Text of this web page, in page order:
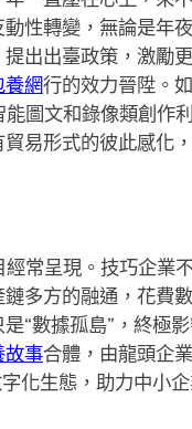
性轉變，無論是年
出出臺政策，激勵
養網行的效力晉陞。
圖文和錄像類創作
易形式的彼此感化
常呈現。技巧企業
多方的融通，花費
“數據孤島”，終極
故事合體，由龍頭企
化生態，助力中小